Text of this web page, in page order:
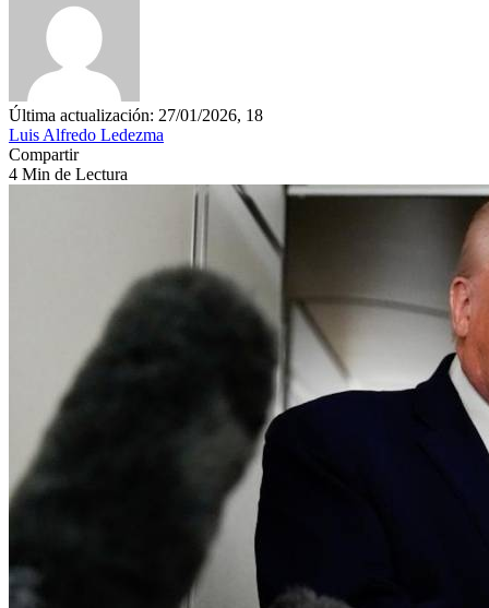
Última actualización: 27/01/2026, 18
Luis Alfredo Ledezma
Compartir
4 Min de Lectura